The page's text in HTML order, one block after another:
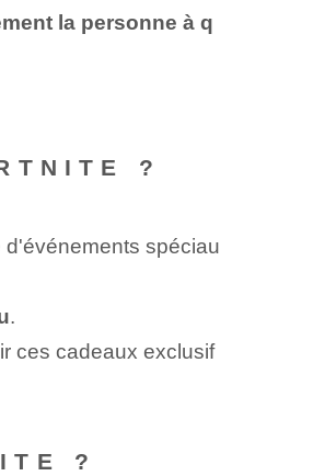
la personne à q
?
spéciau
.
ces cadeaux exclusif
?